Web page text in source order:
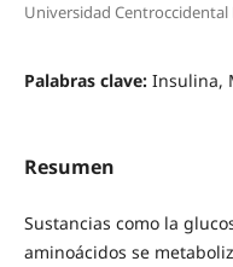
Universidad
Palabras clave: Insulina,
Resumen
Sustancias como la
aminoácidos se